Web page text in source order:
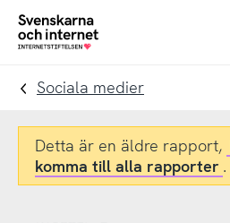
Till
navigation
Till
innehåll
To
Sociala medier
Detta är en äldre rapport,
komma till alla rapporter .